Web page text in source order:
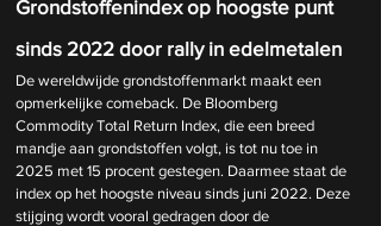
Grondstoffenindex op hoogste punt
sinds 2022 door rally in edelmetalen
De wereldwijde grondstoffenmarkt maakt een
opmerkelijke comeback. De Bloomberg
Commodity Total Return Index, die een breed
mandje aan grondstoffen volgt, is tot nu toe in
2025 met 15 procent gestegen. Daarmee staat de
index op het hoogste niveau sinds juni 2022. Deze
stijging wordt vooral gedragen door de